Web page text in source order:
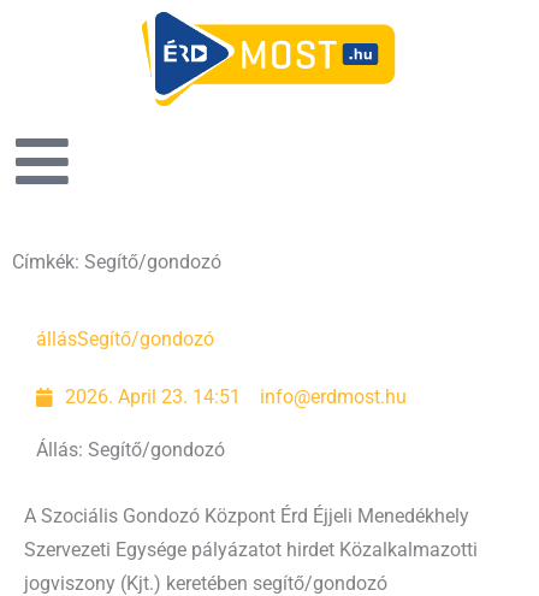
Címkék: Segítő/gondozó
állásSegítő/gondozó
2026. April 23. 14:51 info@erdmost.hu
Állás: Segítő/gondozó
A Szociális Gondozó Központ Érd Éjjeli Menedékhely
Szervezeti Egysége pályázatot hirdet Közalkalmazotti
jogviszony (Kjt.) keretében segítő/gondozó